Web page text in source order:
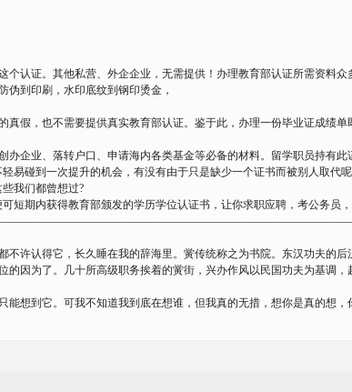
认证。其他私营、外企企业，无需提供！办理教育部认证所需资料
伪到印刷，水印底纹到钢印烫金，
假，也不需要提供真实教育部认证。鉴于此，办理一份毕业证成绩
办企业、落转户口、申请海内各类基金等必备的材料。留学职员持有
易碰到一次提升的机会，有没有由于只是缺少一个证书而被别人取代
我们都曾想过?
短期内获得教育部颁发的学历学位认证书，让你求职应聘，考公务员
许认得它，长久睡在我的辞海里。黉传统称之为书院。东汉功夫的
因为了。几十所高级职务挨着的黉街，兴办作风以民国功夫为基调
想到它。可我不知道我到底在想谁，但我真的无措，想你是真的想，